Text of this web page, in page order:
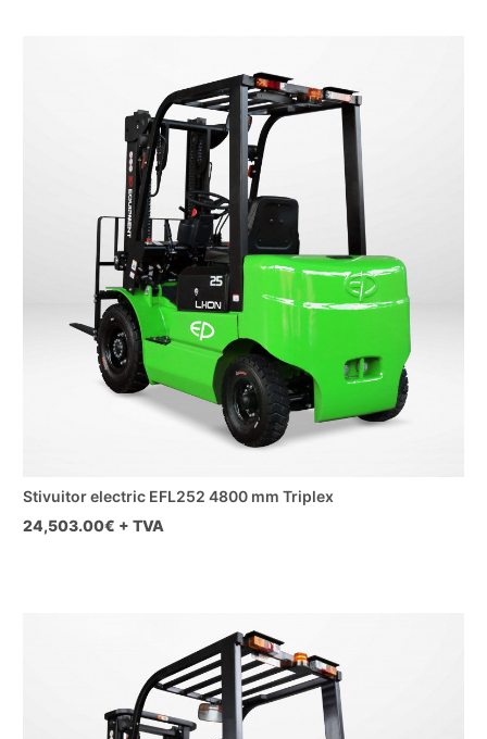
Stivuitor electric EFL252 4800 mm Triplex
24,503.00€ + TVA